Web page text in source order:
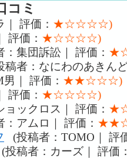
コミ
評価： ★☆☆☆☆)
評価： ★☆☆☆☆)
集団訴訟｜ 評価：
稿者：なにわのあきん
｜ 評価： ★★☆☆☆)
評価： ★☆☆☆☆)
ックロス｜ 評価：
アムロ｜ 評価：
(投稿者：TOMO｜ 評
投稿者：カーズ｜ 評価